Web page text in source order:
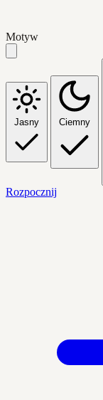
Motyw
Jasny Ciemny
Rozpocznij